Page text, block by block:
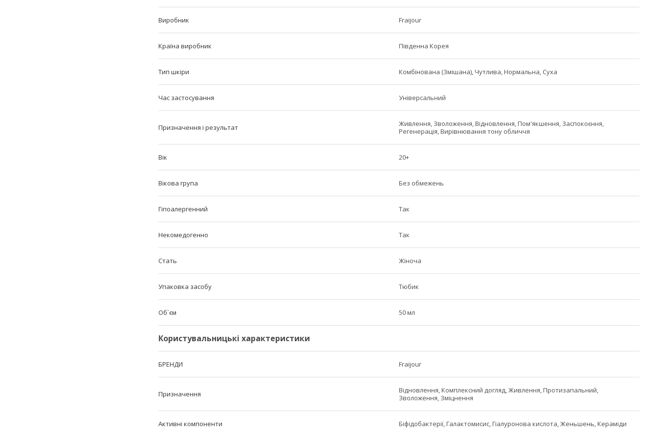
Виробник Fraijour
Країна виробник Південна Корея
Тип шкіри Комбінована (Змішана), Чутлива, Нормальна, Суха
Час застосування Універсальний
Призначення і результат
Живлення, Зволоження, Відновлення, Пом'якшення, Заспокоєння,
Регенерація, Вирівнювання тону обличчя
Вік 20+
Вікова група Без обмежень
Гіпоалергенний Так
Некомедогенно Так
Стать Жіноча
Упаковка засобу Тюбик
Об`єм 50 мл
Користувальницькі характеристики
БРЕНДИ Fraijour
Призначення
Відновлення, Комплексний догляд, Живлення, Протизапальний,
Зволоження, Зміцнення
Активні компоненти Біфідобактерії, Галактомисис, Гіалуронова кислота, Женьшень, Кераміди